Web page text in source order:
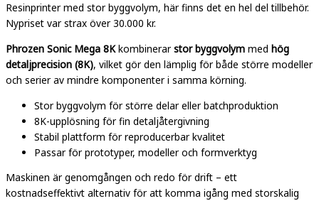
Resinprinter med stor byggvolym, här finns det en hel del tillbehör.
Nypriset var strax över 30.000 kr.
Phrozen Sonic Mega 8Kkombinerar stor byggvolym med hög
detaljprecision (8K), vilket gör den lämplig för både större modeller
och serier av mindre komponenter i samma körning.
Stor byggvolym för större delar eller batchproduktion
8K-upplösning för fin detaljåtergivning
Stabil plattform för reproducerbar kvalitet
Passar för prototyper, modeller och formverktyg
Maskinen är genomgången och redo för drift – ett
kostnadseffektivt alternativ för att komma igång med storskalig